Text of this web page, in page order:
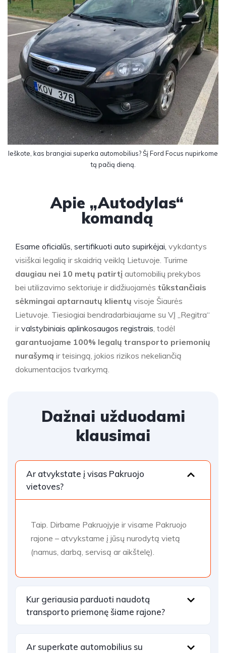
Apie „Autodylas“
komandą
Esame oficialūs, sertifikuoti auto supirkėjai, vykdantys
visiškai legalią ir skaidrią veiklą Lietuvoje. Turime
daugiau nei 10 metų patirtį automobilių prekybos
bei utilizavimo sektoriuje ir didžiuojamės tūkstančiais
sėkmingai aptarnautų klientų visoje Šiaurės
Lietuvoje. Tiesiogiai bendradarbiaujame su VĮ „Regitra“
irvalstybiniais aplinkosaugos registrais, todėl
garantuojame 100% legalų transporto priemonių
nurašymą ir teisingą, jokios rizikos nekeliančią
dokumentacijos tvarkymą.
Ieškote, kas brangiai superka automobilius? Šį Ford Focus nupirkome
tą pačią dieną.
Dažnai užduodami
klausimai
Ar atvykstate į visas Pakruojo
vietoves?
Taip. Dirbame Pakruojyje ir visame Pakruojo
rajone – atvykstame į jūsų nurodytą vietą
(namus, darbą, servisą ar aikštelę).
Kur geriausia parduoti naudotą
transporto priemonę šiame rajone?
Ar superkate automobilius su